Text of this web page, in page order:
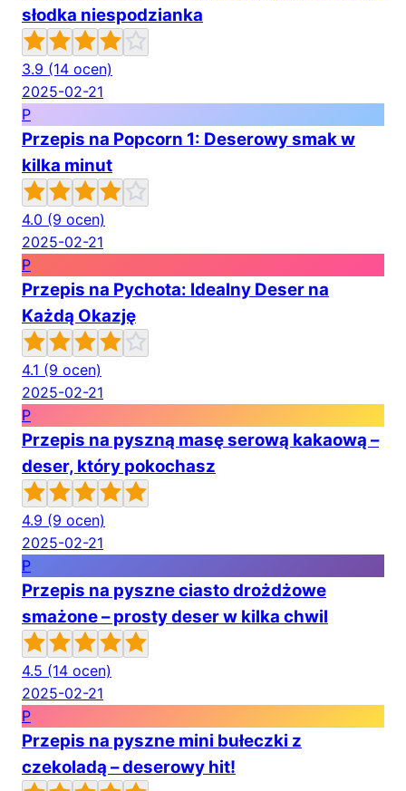
słodka niespodzianka
3.9 (14 ocen)
2025-02-21
P
Przepis na Popcorn 1: Deserowy smak w
kilka minut
4.0 (9 ocen)
2025-02-21
P
Przepis na Pychota: Idealny Deser na
Każdą Okazję
4.1 (9 ocen)
2025-02-21
P
Przepis na pyszną masę serową kakaową –
deser, który pokochasz
4.9 (9 ocen)
2025-02-21
P
Przepis na pyszne ciasto drożdżowe
smażone – prosty deser w kilka chwil
4.5 (14 ocen)
2025-02-21
P
Przepis na pyszne mini bułeczki z
czekoladą – deserowy hit!